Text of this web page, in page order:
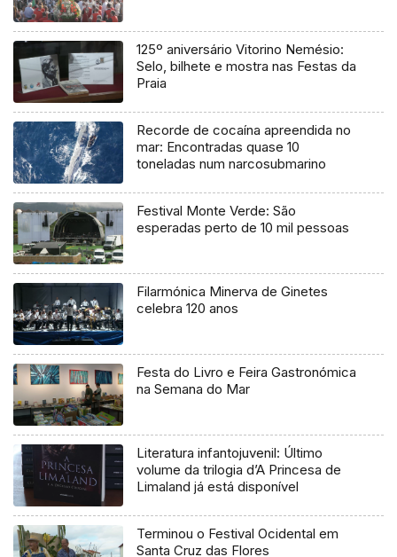
125º aniversário Vitorino Nemésio:
Selo, bilhete e mostra nas Festas da
Praia
Recorde de cocaína apreendida no
mar: Encontradas quase 10
toneladas num narcosubmarino
Festival Monte Verde: São
esperadas perto de 10 mil pessoas
Filarmónica Minerva de Ginetes
celebra 120 anos
Festa do Livro e Feira Gastronómica
na Semana do Mar
Literatura infantojuvenil: Último
volume da trilogia d’A Princesa de
Limaland já está disponível
Terminou o Festival Ocidental em
Santa Cruz das Flores